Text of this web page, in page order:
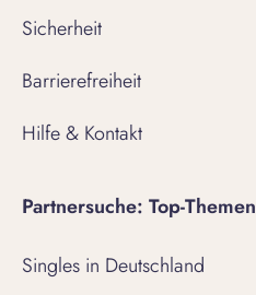
Sicherheit
Barrierefreiheit
Hilfe & Kontakt
Partnersuche: Top-Themen
Singles in Deutschland